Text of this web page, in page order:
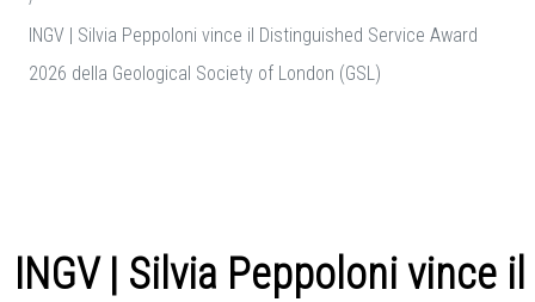
INGV | Silvia Peppoloni vince il Distinguished Service Award
2026 della Geological Society of London (GSL)
INGV | Silvia Peppoloni vince il